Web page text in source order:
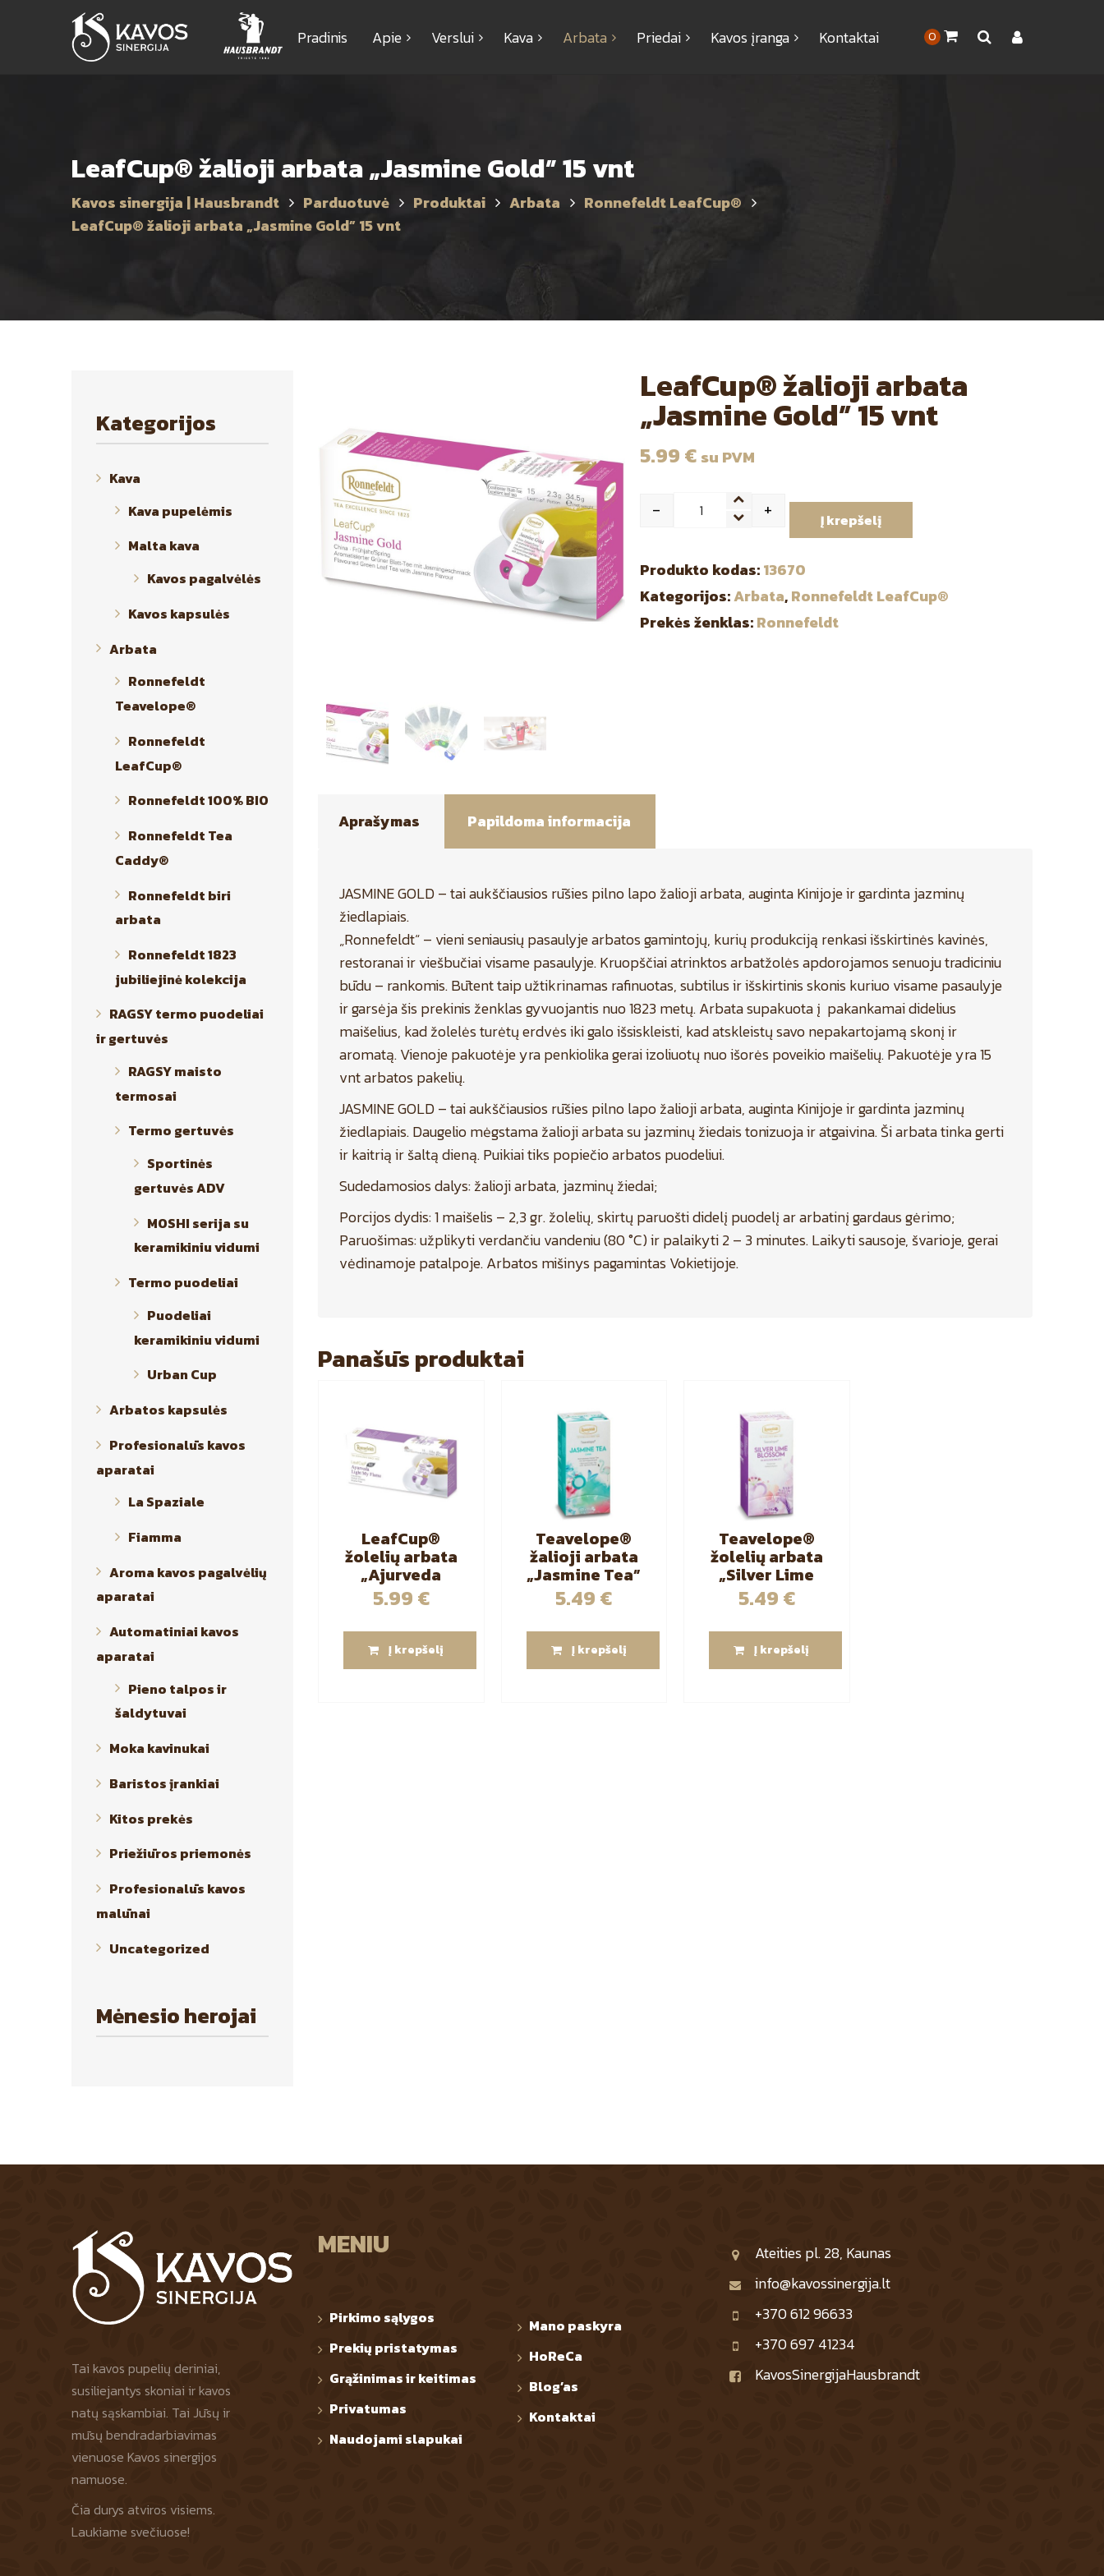
Pradinis Apie Verslui Kava Arbata Priedai Kavos įranga Kontaktai 0
LeafCup® žalioji arbata „Jasmine Gold” 15 vnt
Kavos sinergija | Hausbrandt Parduotuvė Produktai Arbata
Ronnefeldt LeafCup®
LeafCup® žalioji arbata „Jasmine Gold” 15 vnt
LeafCup® žalioji arbata
„Jasmine Gold” 15 vnt
5.99 € su PVM
Quantity
- + Į krepšelį
Produkto kodas:13670
Kategorijos:Arbata,Ronnefeldt LeafCup®
Prekės ženklas:Ronnefeldt
Aprašymas Papildoma informacija
JASMINE GOLD – tai aukščiausios rūšies pilno lapo žalioji arbata, auginta Kinijoje ir gardinta jazminų
žiedlapiais.
„Ronnefeldt“ – vieni seniausių pasaulyje arbatos gamintojų, kurių produkciją renkasi išskirtinės kavinės,
restoranai ir viešbučiai visame pasaulyje. Kruopščiai atrinktos arbatžolės apdorojamos senuoju tradiciniu
būdu – rankomis. Būtent taip užtikrinamas rafinuotas, subtilus ir išskirtinis skonis kuriuo visame pasaulyje
ir garsėja šis prekinis ženklas gyvuojantis nuo 1823 metų. Arbata supakuota į pakankamai didelius
maišelius, kad žolelės turėtų erdvės iki galo išsiskleisti, kad atskleistų savo nepakartojamą skonį ir
aromatą. Vienoje pakuotėje yra penkiolika gerai izoliuotų nuo išorės poveikio maišelių. Pakuotėje yra 15
vnt arbatos pakelių.
JASMINE GOLD – tai aukščiausios rūšies pilno lapo žalioji arbata, auginta Kinijoje ir gardinta jazminų
žiedlapiais. Daugelio mėgstama žalioji arbata su jazminų žiedais tonizuoja ir atgaivina. Ši arbata tinka gerti
ir kaitrią ir šaltą dieną. Puikiai tiks popiečio arbatos puodeliui.
Sudedamosios dalys: žalioji arbata, jazminų žiedai;
Porcijos dydis: 1 maišelis – 2,3 gr. žolelių, skirtų paruošti didelį puodelį ar arbatinį gardaus gėrimo;
Paruošimas: užplikyti verdančiu vandeniu (80 °C) ir palaikyti 2 – 3 minutes. Laikyti sausoje, švarioje, gerai
vėdinamoje patalpoje. Arbatos mišinys pagamintas Vokietijoje.
Panašūs produktai
LeafCup®
žolelių arbata
„Ajurveda
Light my
flame” 15 vnt
5.99 €
Į krepšelį
Teavelope®
žalioji arbata
„Jasmine Tea”
25 vnt
5.49 €
Į krepšelį
Teavelope®
žolelių arbata
„Silver Lime
Blossom” 25
vnt
5.49 €
Į krepšelį
Kategorijos
Kava
Kava pupelėmis
Malta kava
Kavos pagalvėlės
Kavos kapsulės
Arbata
Ronnefeldt
Teavelope®
Ronnefeldt
LeafCup®
Ronnefeldt 100% BIO
Ronnefeldt Tea
Caddy®
Ronnefeldt biri
arbata
Ronnefeldt 1823
jubiliejinė kolekcija
RAGSY termo puodeliai
ir gertuvės
RAGSY maisto
termosai
Termo gertuvės
Sportinės
gertuvės ADV
MOSHI serija su
keramikiniu vidumi
Termo puodeliai
Puodeliai
keramikiniu vidumi
Urban Cup
Arbatos kapsulės
Profesionalūs kavos
aparatai
La Spaziale
Fiamma
Aroma kavos pagalvėlių
aparatai
Automatiniai kavos
aparatai
Pieno talpos ir
šaldytuvai
Moka kavinukai
Baristos įrankiai
Kitos prekės
Priežiūros priemonės
Profesionalūs kavos
malūnai
Uncategorized
Mėnesio herojai
Tai kavos pupelių deriniai,
susiliejantys skoniai ir kavos
natų sąskambiai. Tai Jūsų ir
mūsų bendradarbiavimas
vienuose Kavos sinergijos
namuose.
Čia durys atviros visiems.
Laukiame svečiuose!
MENIU
Pirkimo sąlygos
Prekių pristatymas
Grąžinimas ir keitimas
Privatumas
Naudojami slapukai
Mano paskyra
HoReCa
Blog’as
Kontaktai
Ateities pl. 28, Kaunas
info@kavossinergija.lt
+370 612 96633
+370 697 41234
KavosSinergijaHausbrandt